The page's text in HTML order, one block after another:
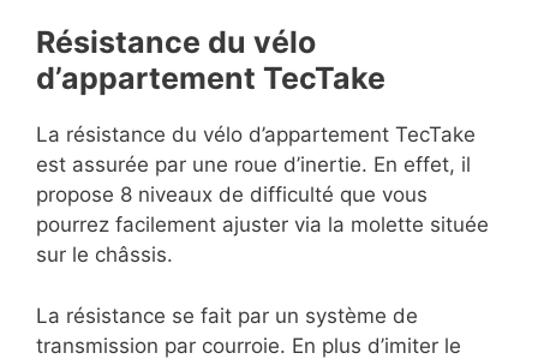
Résistance du vélo
d’appartement TecTake
La résistance du vélo d’appartement TecTake
est assurée par une roue d’inertie. En effet, il
propose 8 niveaux de difficulté que vous
pourrez facilement ajuster via la molette située
sur le châssis.
La résistance se fait par un système de
transmission par courroie. En plus d’imiter le